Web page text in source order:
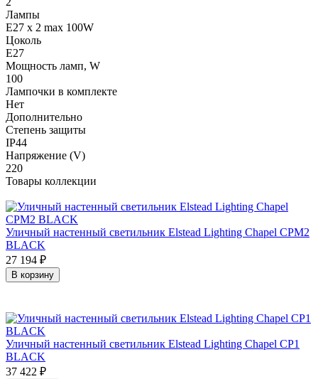
Лампы
E27 x 2 max 100W
Цоколь
E27
Мощность ламп, W
100
Лампочки в комплекте
Нет
Дополнительно
Степень защиты
IP44
Напряжение (V)
220
Товары коллекции
Уличный настенный светильник Elstead Lighting Chapel CPM2
BLACK
27 194 ₽
В корзину
Уличный настенный светильник Elstead Lighting Chapel CP1
BLACK
37 422 ₽